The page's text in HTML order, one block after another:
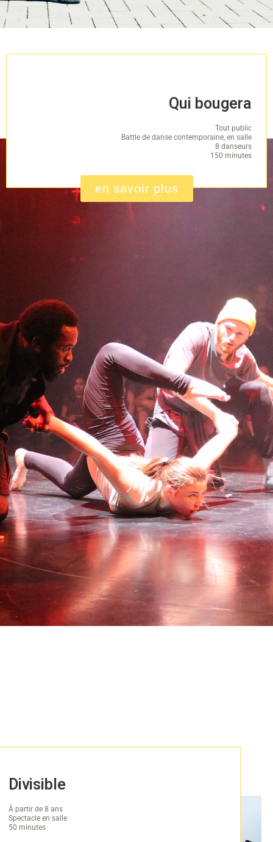
Qui bougera
Tout public
Battle de danse contemporaine, en salle
8 danseurs
150 minutes
en savoir plus
Divisible
À partir de 8 ans
Spectacle en salle
50 minutes